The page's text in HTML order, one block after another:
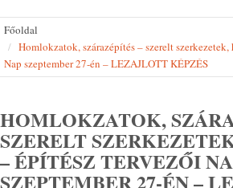
Főoldal
Homlokzatok, szárazépítés – szerelt
Nap szeptember 27-én – LEZAJLOTT KÉPZÉS
HOMLOKZATOK,
SZERELT
– ÉPÍTÉSZ TERVEZŐI
SZEPTEMBER 27-ÉN –